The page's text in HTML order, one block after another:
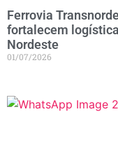
Ferrovia
fortalecem
Nordeste
01/07/2026